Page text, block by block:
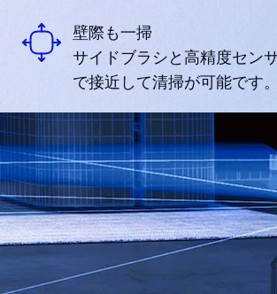
壁際も一掃
サイドブラシと高精度セン
で接近して清掃が可能です。